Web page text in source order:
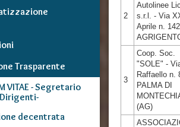
Trasparente
VITAE - Segretario
decentrata
2
Autolinee
s.r.l. - Via
Aprile n.
3
Coop. Soc.
"SOLE" -
Raffaello n.
PALMA DI
(AG)